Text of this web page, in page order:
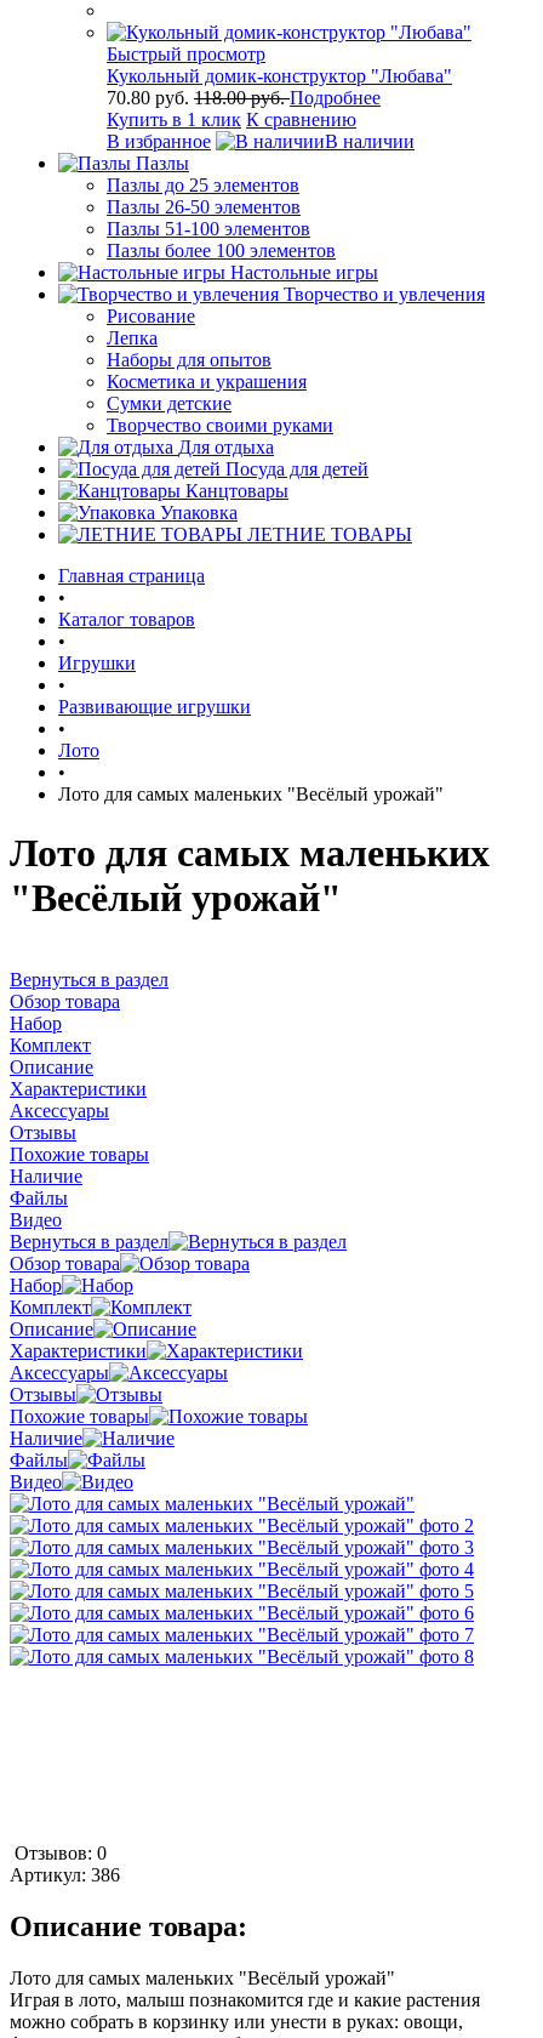
Быстрый просмотр
Кукольный домик-конструктор "Любава"
70.80 руб. 118.00 руб.Подробнее
Купить в 1 клик К сравнению
В избранное
В наличии
Пазлы
Пазлы до 25 элементов
Пазлы 26-50 элементов
Пазлы 51-100 элементов
Пазлы более 100 элементов
Настольные игры
Творчество и увлечения
Рисование
Лепка
Наборы для опытов
Косметика и украшения
Сумки детские
Творчество своими руками
Для отдыха
Посуда для детей
Канцтовары
Упаковка
ЛЕТНИЕ ТОВАРЫ
Главная страница
•
Каталог товаров
•
Игрушки
•
Развивающие игрушки
•
Лото
•
Лото для самых маленьких "Весёлый урожай"
Лото для самых маленьких
"Весёлый урожай"
Вернуться в раздел
Обзор товара
Набор
Комплект
Описание
Характеристики
Аксессуары
Отзывы
Похожие товары
Наличие
Файлы
Видео
Вернуться в раздел
Обзор товара
Набор
Комплект
Описание
Характеристики
Аксессуары
Отзывы
Похожие товары
Наличие
Файлы
Видео
Отзывов: 0
Артикул: 386
Описание товара:
Лото для самых маленьких "Весёлый урожай"
Играя в лото, малыш познакомится где и какие растения
можно собрать в корзинку или унести в руках: овощи,